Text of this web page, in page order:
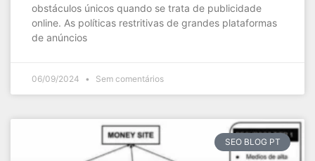
obstáculos únicos quando se trata de publicidade
online. As políticas restritivas de grandes plataformas
de anúncios
06/09/2024 Sem comentários
SEO BLOG PT